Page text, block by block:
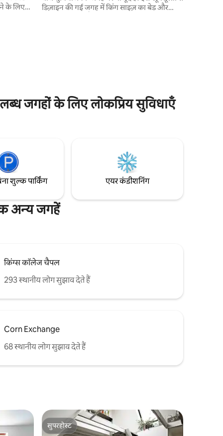
के लिए
डिज़ाइन की गई जगह में किंग साइज़ का बेड और
जगहों के लिए लोकप्रिय सुविधाएँ
शुल्क पार्किंग एयर कंडीशनिंग
अन्य जगहें
किंग्स कॉलेज चैपल
293 स्थानीय लोग सुझाव देते हैं
Corn Exchange
68 स्थानीय लोग सुझाव देते हैं
सुपरहोस्ट
सुपरहोस्ट